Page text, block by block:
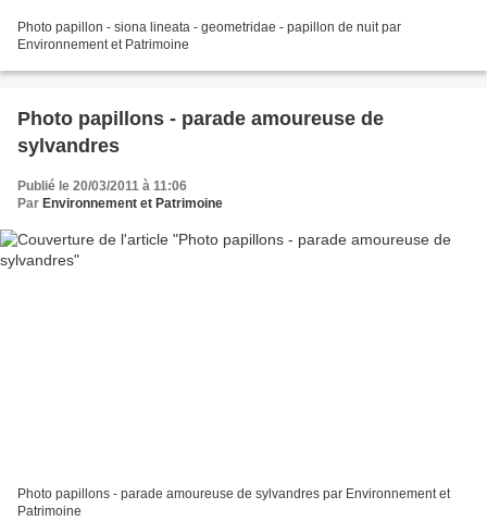
Photo papillon - siona lineata - geometridae - papillon de nuit par
Environnement et Patrimoine
Photo papillons - parade amoureuse de
sylvandres
Publié le 20/03/2011 à 11:06
Par Environnement et Patrimoine
Photo papillons - parade amoureuse de sylvandres par Environnement et
Patrimoine